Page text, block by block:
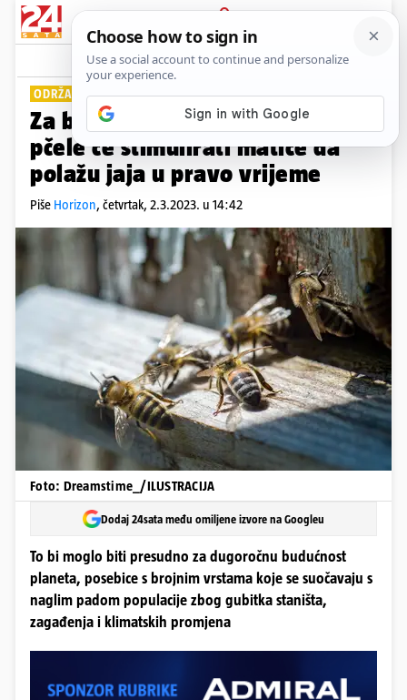
PRIJAVA
Lifestyle Komentari
ODRŽAVANJE EKO SUSTAVA
Za bolje oprašivanje, robotske
pčele će stimulirati matice da
polažu jaja u pravo vrijeme
Piše Horizon, četvrtak, 2.3.2023. u 14:42
Foto: Dreamstime_/ILUSTRACIJA
Dodaj 24sata među omiljene izvore na Googleu
To bi moglo biti presudno za dugoročnu budućnost
planeta, posebice s brojnim vrstama koje se suočavaju s
naglim padom populacije zbog gubitka staništa,
zagađenja i klimatskih promjena